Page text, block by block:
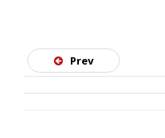
Prev